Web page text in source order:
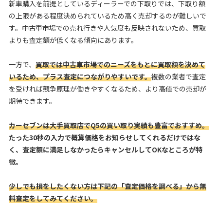
新車購入を前提としているディーラーでの下取りでは、下取り額
の上限がある程度決められているため高く売却するのが難しいで
す。中古車市場での売れ行きや人気度も反映されないため、買取
よりも査定額が低くなる傾向にあります。
一方で、 買取では中古車市場でのニーズをもとに買取額を決めて
いるため、プラス査定につながりやすいです。複数の業者で査定
を受ければ競争原理が働きやすくなるため、より高値での売却が
期待できます。
カーセブンは大手買取店でQ5の買い取り実績も豊富でおすすめ。
たった30秒の入力で概算価格をお知らせしてくれるだけではな
く、査定額に満足しなかったらキャンセルしてOKなところが特
徴。
少しでも損をしたくない方は下記の「査定価格を調べる」から無
料査定をしてみてください。